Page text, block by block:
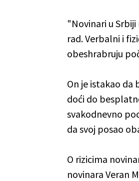
"Novinari u
rad. Verbalni i
obeshrabruju
On je istakao da
doći do
svakodnevno
da svoj posao
O rizicima
novinara Veran